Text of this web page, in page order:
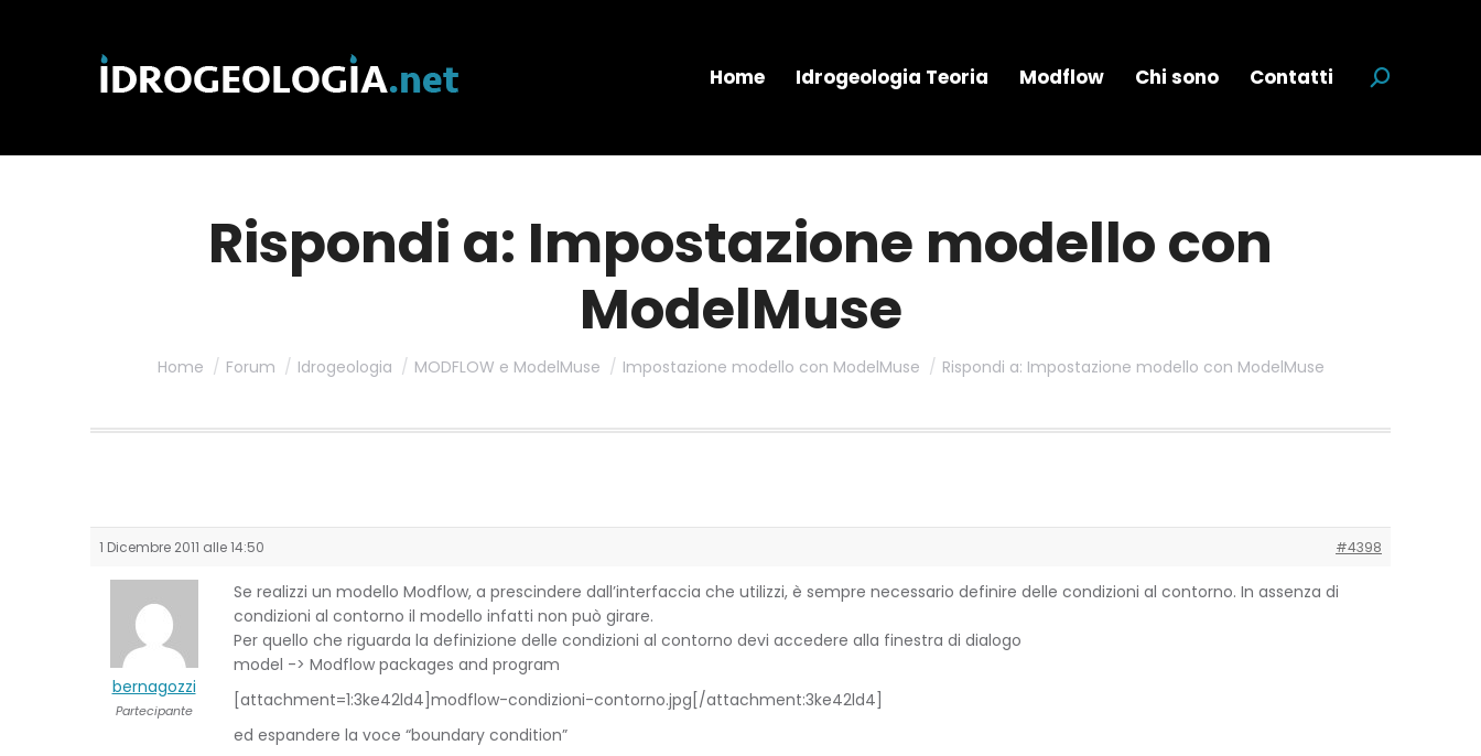
Home Idrogeologia Teoria Modflow Chi sono Contatti Cerca:
Rispondi a: Impostazione modello con
ModelMuse
Home Forum Idrogeologia MODFLOW e ModelMuse Impostazione modello con ModelMuse Rispondi a: Impostazione modello con ModelMuse
1 Dicembre 2011 alle 14:50 #4398
bernagozzi
Partecipante
Se realizzi un modello Modflow, a prescindere dall’interfaccia che utilizzi, è sempre necessario definire delle condizioni al contorno. In assenza di
condizioni al contorno il modello infatti non può girare.
Per quello che riguarda la definizione delle condizioni al contorno devi accedere alla finestra di dialogo
model -> Modflow packages and program
[attachment=1:3ke42ld4] modflow-condizioni-contorno.jpg [/attachment:3ke42ld4]
ed espandere la voce “boundary condition”